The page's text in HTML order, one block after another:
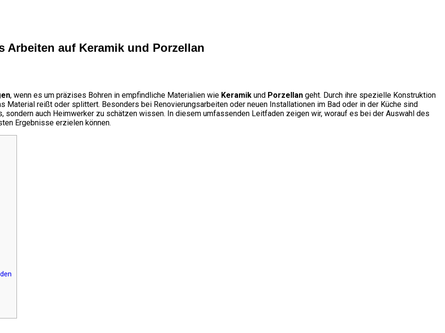
Arbeiten auf Keramik und Porzellan
, wenn es um präzises Bohren in empfindliche Materialien wie Keramik und Porzellan geht. Durch ihre spezielle Konstruktion
Material reißt oder splittert. Besonders bei Renovierungsarbeiten oder neuen Installationen im Bad oder in der Küche sind
sondern auch Heimwerker zu schätzen wissen. In diesem umfassenden Leitfaden zeigen wir, worauf es bei der Auswahl des
Ergebnisse erzielen können.